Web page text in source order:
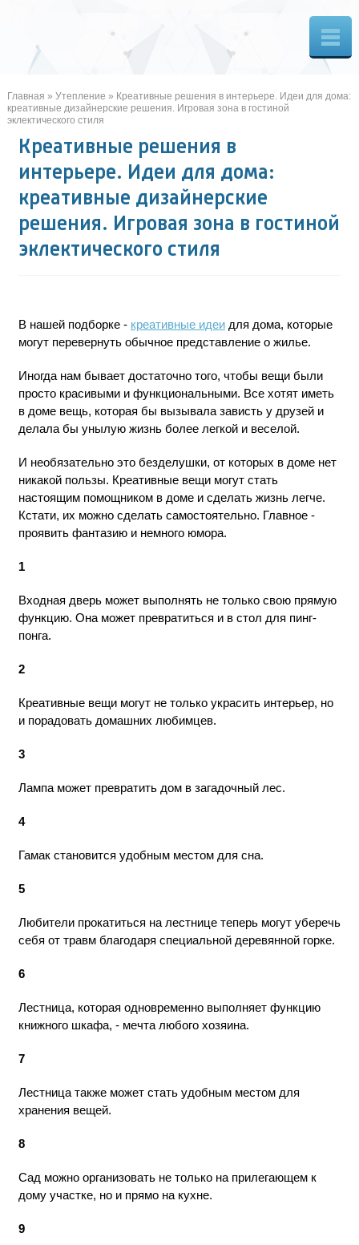
Главная » Утепление » Креативные решения в интерьере. Идеи для дома:
креативные дизайнерские решения. Игровая зона в гостиной
эклектического стиля
Креативные решения в
интерьере. Идеи для дома:
креативные дизайнерские
решения. Игровая зона в гостиной
эклектического стиля
В нашей подборке - креативные идеидля дома, которые
могут перевернуть обычное представление о жилье.
Иногда нам бывает достаточно того, чтобы вещи были
просто красивыми и функциональными. Все хотят иметь
в доме вещь, которая бы вызывала зависть у друзей и
делала бы унылую жизнь более легкой и веселой.
И необязательно это безделушки, от которых в доме нет
никакой пользы. Креативные вещи могут стать
настоящим помощником в доме и сделать жизнь легче.
Кстати, их можно сделать самостоятельно. Главное -
проявить фантазию и немного юмора.
1
Входная дверь может выполнять не только свою прямую
функцию. Она может превратиться и в стол для пинг-
понга.
2
Креативные вещи могут не только украсить интерьер, но
и порадовать домашних любимцев.
3
Лампа может превратить дом в загадочный лес.
4
Гамак становится удобным местом для сна.
5
Любители прокатиться на лестнице теперь могут уберечь
себя от травм благодаря специальной деревянной горке.
6
Лестница, которая одновременно выполняет функцию
книжного шкафа, - мечта любого хозяина.
7
Лестница также может стать удобным местом для
хранения вещей.
8
Сад можно организовать не только на прилегающем к
дому участке, но и прямо на кухне.
9